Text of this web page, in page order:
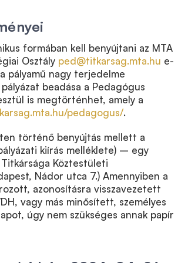
formában kell benyújtani az MTA
Osztály ped@titkarsag.mta.hu e-
pályamű nagy terjedelme
beadása a Pedagógus
is megtörténhet, amely a
pedagogus/.
történő benyújtás mellett a
kiírás melléklete) – egy
Köztestületi
Nádor utca 7.) Amennyiben a
azonosításra visszavezetett
vagy más minősített, személyes
úgy nem szükséges annak papír